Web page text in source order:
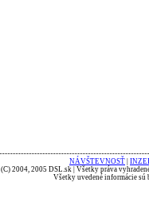
NÁVŠTEVNOSŤ
(C) 2004, 2005 DSL.sk | Všetky práva
Všetky uvedené informácie sú